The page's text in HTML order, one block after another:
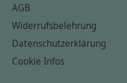
AGB
Widerrufsbelehrung
Datenschutzerklärung
Cookie Infos